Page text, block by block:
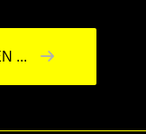
...